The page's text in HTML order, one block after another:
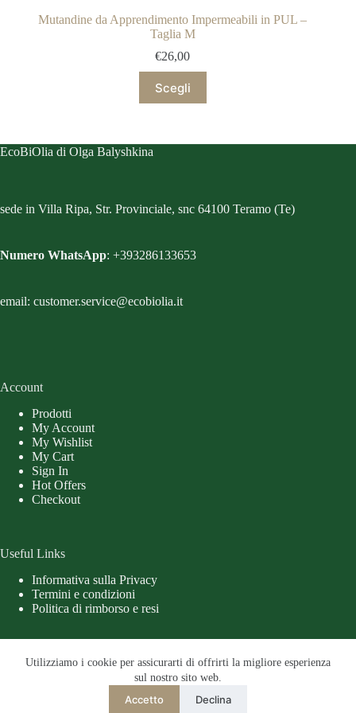
Utilizziamo i cookie per assicurarti di offrirti la migliore esperienza
sul nostro sito web.
Accetto Declina
Mutandine da Apprendimento Impermeabili in PUL –
Taglia M
€26,00
Scegliprodotto
ha
scelte
del
EcoBiOlia di Olga Balyshkina
sede in Villa Ripa, Str. Provinciale, snc 64100 Teramo (Te)
Numero WhatsApp: +393286133653
email: customer.service@ecobiolia.it
Account
Prodotti
My Account
My Wishlist
My Cart
Sign In
Hot Offers
Checkout
Useful Links
Informativa sulla Privacy
Termini e condizioni
Politica di rimborso e resi